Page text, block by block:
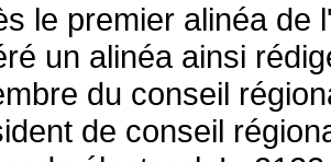
le premier alinéa de
un alinéa ainsi
du conseil
de conseil